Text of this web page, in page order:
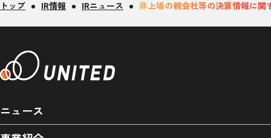
トップ IR情報 IRニュース 非上場の親会社等の決算情報に関
ニュース